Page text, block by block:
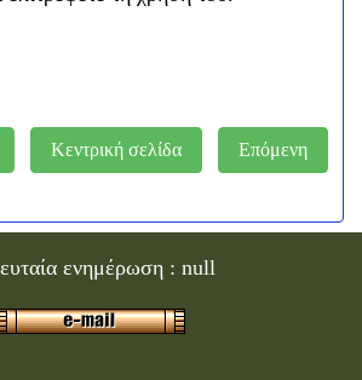
Κεντρική σελίδα Επόμενη
ενημέρωση : null